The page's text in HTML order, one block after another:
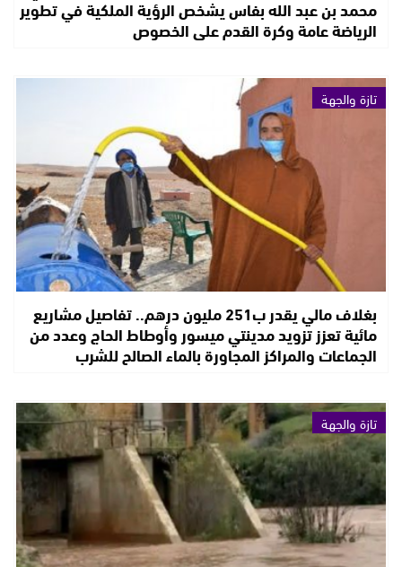
محمد بن عبد الله بفاس يشخص الرؤية الملكية في تطوير
الرياضة عامة وكرة القدم على الخصوص
تازة والجهة
بغلاف مالي يقدر ب251 مليون درهم.. تفاصيل مشاريع
مائية تعزز تزويد مدينتي ميسور وأوطاط الحاج وعدد من
الجماعات والمراكز المجاورة بالماء الصالح للشرب
تازة والجهة